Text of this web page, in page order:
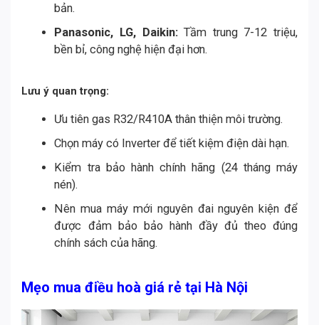
bản.
Panasonic, LG, Daikin:Tầm trung 7-12 triệu,
bền bỉ, công nghệ hiện đại hơn.
Lưu ý quan trọng:
Ưu tiên gas R32/R410A thân thiện môi trường.
Chọn máy có Inverter để tiết kiệm điện dài hạn.
Kiểm tra bảo hành chính hãng (24 tháng máy
nén).
Nên mua máy mới nguyên đai nguyên kiện để
được đảm bảo bảo hành đầy đủ theo đúng
chính sách của hãng.
Mẹo mua điều hoà giá rẻ tại Hà Nội